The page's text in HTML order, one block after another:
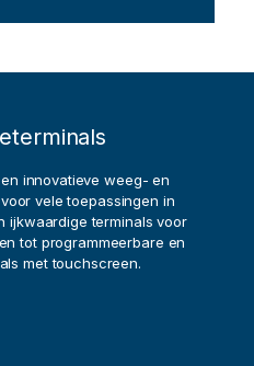
innovatieve weeg- en
vele toepassingen in
ijkwaardige terminals voor
tot programmeerbare en
met touchscreen.